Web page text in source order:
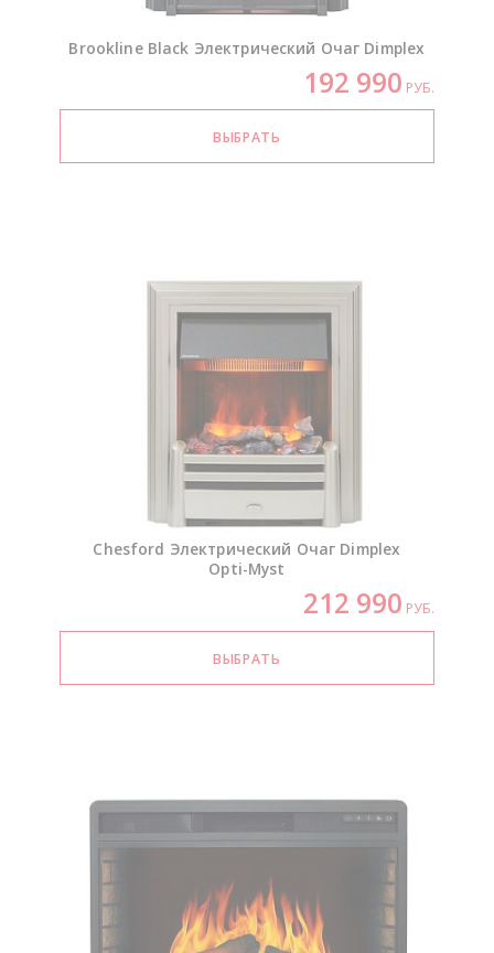
Brookline Black Электрический Очаг Dimplex
192 990 РУБ.
Chesford Электрический Очаг Dimplex
Opti-Myst
212 990 РУБ.